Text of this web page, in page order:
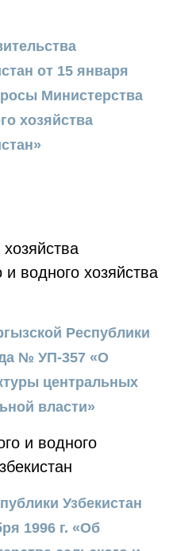
от 15 января
Министерства
хозяйства
и водного хозяйства
Республики
№ УП-357 «О
центральных
власти»
и водного
Узбекистан
1996 г. «Об